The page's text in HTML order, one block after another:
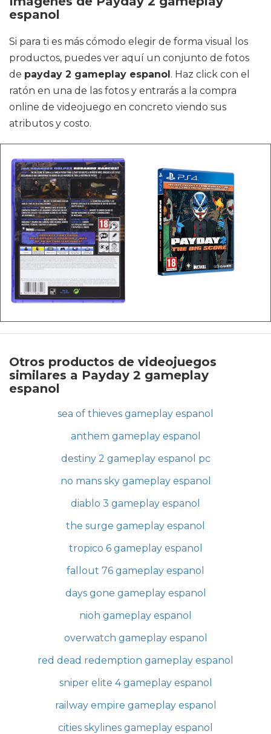
espanol
Si para ti es más cómodo elegir de forma visual los
productos, puedes ver aquí un conjunto de fotos
de payday 2 gameplay espanol. Haz click con el
ratón en una de las fotos y entrarás a la compra
online de videojuego en concreto viendo sus
atributos y costo.
Otros productos de videojuegos
similares a Payday 2 gameplay
espanol
sea of thieves gameplay espanol
anthem gameplay espanol
destiny 2 gameplay espanol pc
no mans sky gameplay espanol
diablo 3 gameplay espanol
the surge gameplay espanol
tropico 6 gameplay espanol
fallout 76 gameplay espanol
days gone gameplay espanol
nioh gameplay espanol
overwatch gameplay espanol
red dead redemption gameplay espanol
sniper elite 4 gameplay espanol
railway empire gameplay espanol
cities skylines gameplay espanol